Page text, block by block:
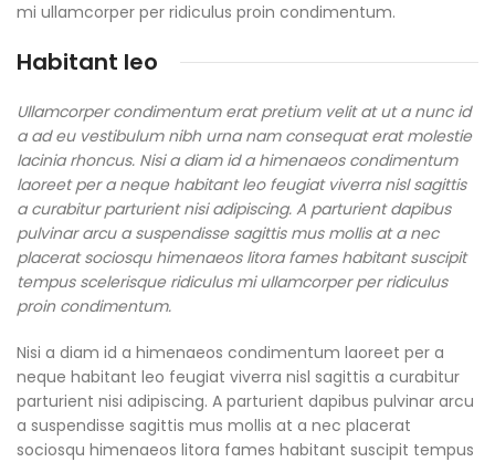
mi ullamcorper per ridiculus proin condimentum.
Habitant leo
Ullamcorper condimentum erat pretium velit at ut a nunc id
a ad eu vestibulum nibh urna nam consequat erat molestie
lacinia rhoncus. Nisi a diam id a himenaeos condimentum
laoreet per a neque habitant leo feugiat viverra nisl sagittis
a curabitur parturient nisi adipiscing. A parturient dapibus
pulvinar arcu a suspendisse sagittis mus mollis at a nec
placerat sociosqu himenaeos litora fames habitant suscipit
tempus scelerisque ridiculus mi ullamcorper per ridiculus
proin condimentum.
Nisi a diam id a himenaeos condimentum laoreet per a
neque habitant leo feugiat viverra nisl sagittis a curabitur
parturient nisi adipiscing. A parturient dapibus pulvinar arcu
a suspendisse sagittis mus mollis at a nec placerat
sociosqu himenaeos litora fames habitant suscipit tempus